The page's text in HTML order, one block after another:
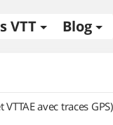
VTT Blog
avec traces GPS)